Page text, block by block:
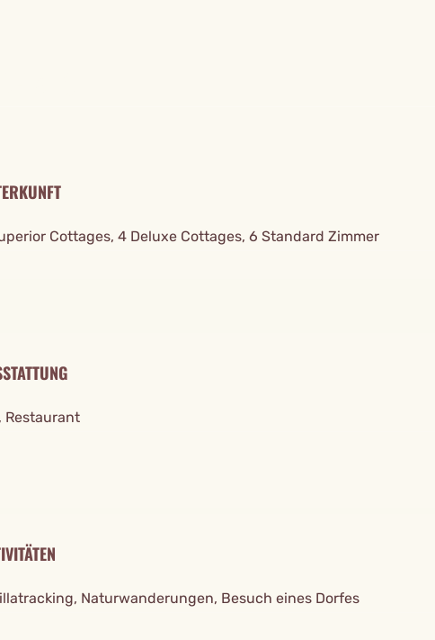
Cottages, 4 Deluxe Cottages, 6 Standard Zimmer
Restaurant
Naturwanderungen, Besuch eines Dorfes